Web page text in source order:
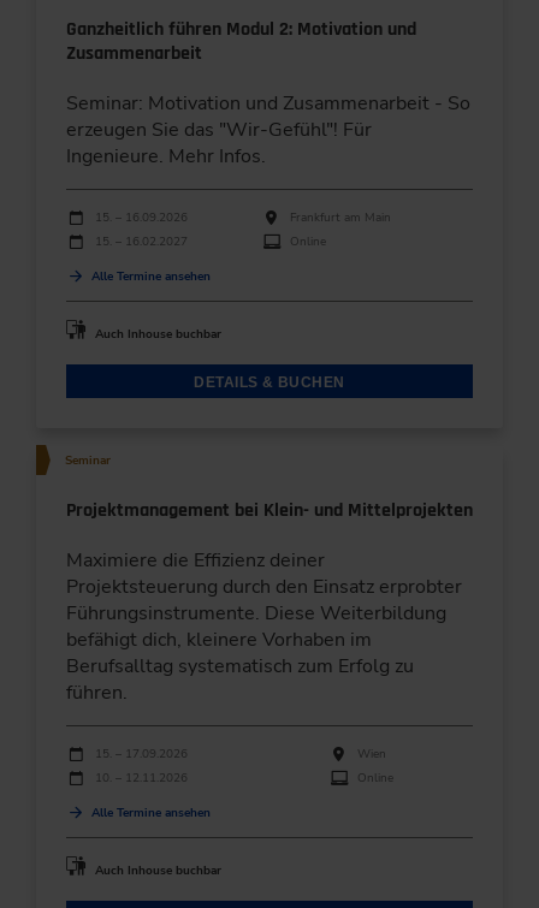
Ganzheitlich führen Modul 2: Motivation und
Zusammenarbeit
Seminar: Motivation und Zusammenarbeit - So
erzeugen Sie das "Wir-Gefühl"! Für
Ingenieure. Mehr Infos.
Durchführungen
Veranstaltungsdatum Veranstaltungsort
15. – 16.09.2026
Frankfurt am Main
15. – 16.02.2027
Online
Alle Termine ansehen
Auch Inhouse buchbar
DETAILS & BUCHEN
Seminar
Projektmanagement bei Klein- und Mittelprojekten
Maximiere die Effizienz deiner
Projektsteuerung durch den Einsatz erprobter
Führungsinstrumente. Diese Weiterbildung
befähigt dich, kleinere Vorhaben im
Berufsalltag systematisch zum Erfolg zu
führen.
Durchführungen
Veranstaltungsdatum
15. – 17.09.2026
Wien
10. – 12.11.2026
Online
Alle Termine ansehen
Auch Inhouse buchbar